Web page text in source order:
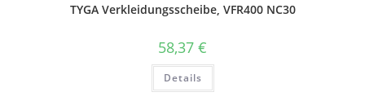
TYGA Verkleidungsscheibe, VFR400 NC30
58,37 €
Details
Dieses
weist